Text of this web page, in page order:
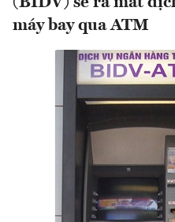
máy bay qua ATM